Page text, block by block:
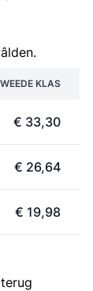
KLAS
€ 33,30
€ 26,64
€ 19,98